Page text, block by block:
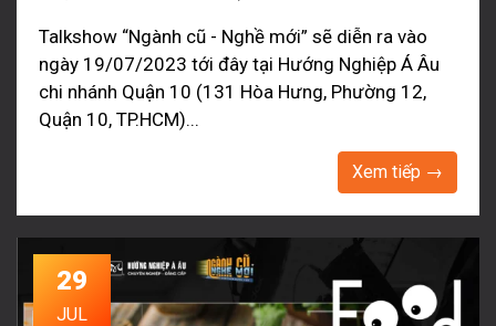
Talkshow “Ngành cũ - Nghề mới” sẽ diễn ra vào
ngày 19/07/2023 tới đây tại Hướng Nghiệp Á Âu
chi nhánh Quận 10 (131 Hòa Hưng, Phường 12,
Quận 10, TP.HCM)...
Xem tiếp →
29
JUL